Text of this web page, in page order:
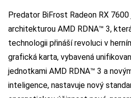
Predator BiFrost Radeon RX
architekturou AMD RDNA™ 3,
technologii přináší revoluci v
grafická karta, vybavená
jednotkami AMD RDNA™ 3 a
inteligence, nastavuje nový